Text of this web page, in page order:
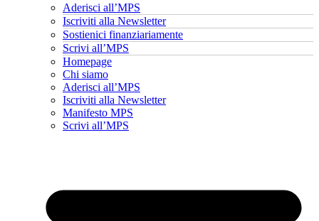
Aderisci all’MPS
Iscriviti alla Newsletter
Sostienici finanziariamente
Scrivi all’MPS
Homepage
Chi siamo
Aderisci all’MPS
Iscriviti alla Newsletter
Manifesto MPS
Scrivi all’MPS